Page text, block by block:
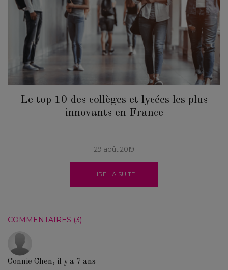
Le top 10 des collèges et lycées les plus
innovants en France
29 août 2019
LIRE LA SUITE
COMMENTAIRES (3)
Connie Chen, il y a 7 ans